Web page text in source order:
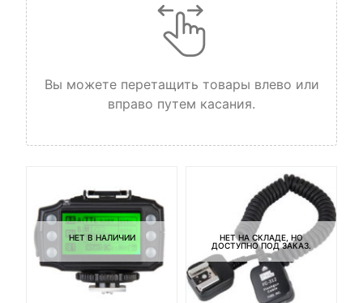
Вы можете перетащить товары влево или
вправо путем касания.
НЕТ В НАЛИЧИИ
НЕТ НА СКЛАДЕ, НО
ДОСТУПНО ПОД ЗАКАЗ.